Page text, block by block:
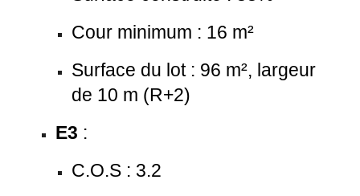
Cour minimum : 16 m²
Surface du lot : 96 m², largeur
de 10 m (R+2)
E3 :
C.O.S : 3.2